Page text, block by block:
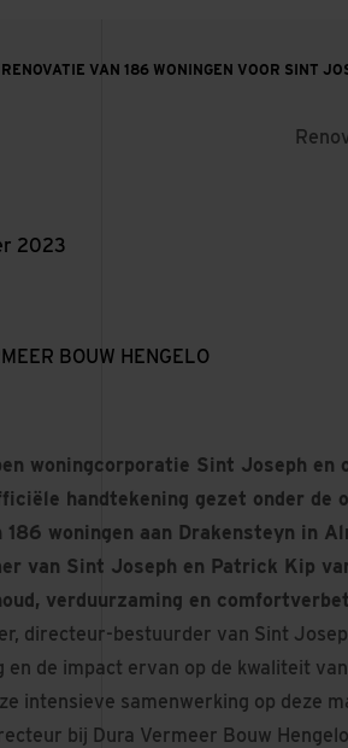
RENOVATIE VAN 186 WONINGEN VOOR SINT
2023
BOUW HENGELO
woningcorporatie Sint Joseph
handtekening gezet onder de
woningen aan Drakensteyn in
van Sint Joseph en Patrick Kip
verduurzaming en
directeur-bestuurder van Sint
en de impact ervan op de kwaliteit
intensieve samenwerking op deze
bij Dura Vermeer Bouw